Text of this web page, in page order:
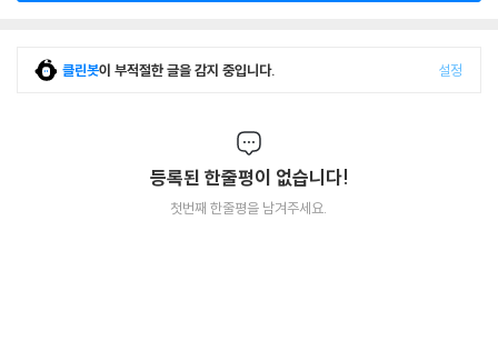
클린봇이 부적절한 글을 감지 중입니다. 설정
등록된 한줄평이 없습니다!
첫번째 한줄평을 남겨주세요.